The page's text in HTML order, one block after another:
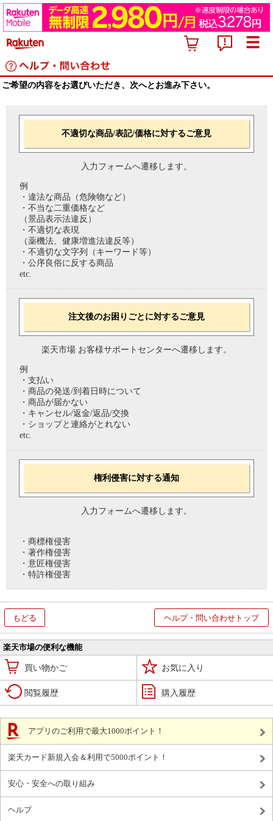
ご希望の内容をお選びいただき、次へとお進み下さい。
不適切な商品/表記/価格に対するご意見
入力フォームへ遷移します。
例
・違法な商品（危険物など）
・不当な二重価格など
（景品表示法違反）
・不適切な表現
（薬機法、健康増進法違反等）
・不適切な文字列（キーワード等）
・公序良俗に反する商品
etc.
注文後のお困りごとに対するご意見
楽天市場 お客様サポートセンターへ遷移します。
例
・支払い
・商品の発送/到着日時について
・商品が届かない
・キャンセル/返金/返品/交換
・ショップと連絡がとれない
etc.
権利侵害に対する通知
入力フォームへ遷移します。
・商標権侵害
・著作権侵害
・意匠権侵害
・特許権侵害
もどる ヘルプ・問い合わせトップ
楽天市場の便利な機能
買い物かご お気に入り
閲覧履歴 購入履歴
アプリのご利用で最大1000ポイント！
楽天カード新規入会＆利用で5000ポイント！
安心・安全への取り組み
ヘルプ